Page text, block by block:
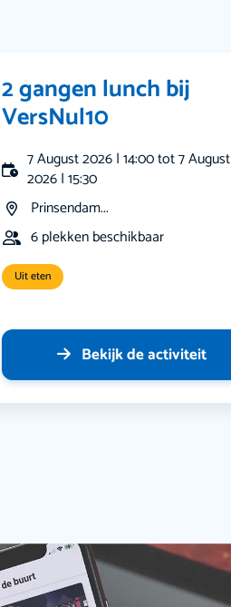
2 gangen lunch bij
VersNul10
7 August 2026 | 14:00 tot 7 August
2026 | 15:30
Prinsendam...
6 plekken beschikbaar
Uit eten
Bekijk de activiteit